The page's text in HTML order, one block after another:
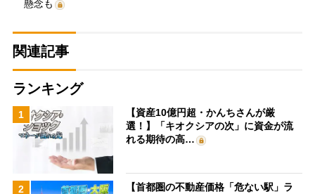
懸念も
関連記事
ランキング
1
【資産10億円超・かんちさんが厳
選！】「キオクシアの次」に資金が流
れる期待の高…
2
【首都圏の不動産価格「危ない駅」ラ